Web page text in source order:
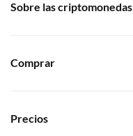
Sobre las criptomonedas
Comprar
Precios